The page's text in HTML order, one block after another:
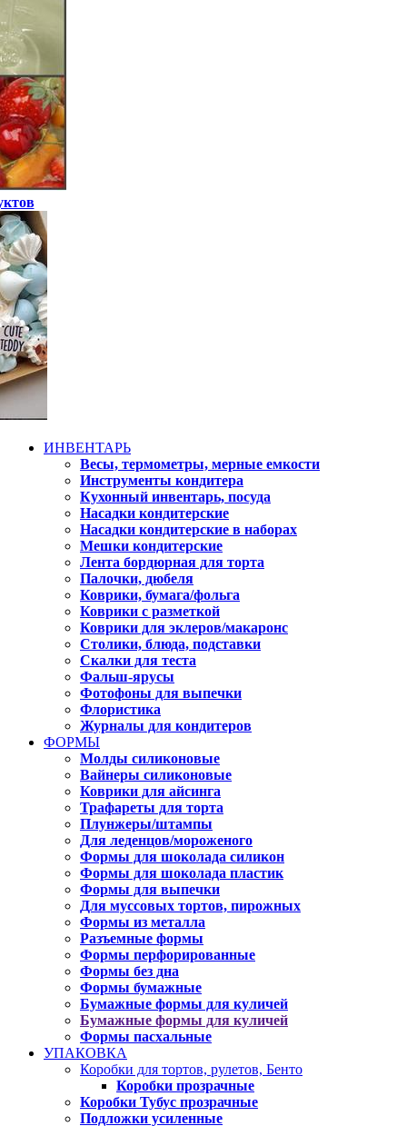
ИНВЕНТАРЬ
Весы, термометры, мерные емкости
Инструменты кондитера
Кухонный инвентарь, посуда
Насадки кондитерские
Насадки кондитерские в наборах
Мешки кондитерские
Лента бордюрная для торта
Палочки, дюбеля
Коврики, бумага/фольга
Коврики с разметкой
Коврики для эклеров/макаронс
Столики, блюда, подставки
Скалки для теста
Фальш-ярусы
Фотофоны для выпечки
Флористика
Журналы для кондитеров
ФОРМЫ
Молды силиконовые
Вайнеры силиконовые
Коврики для айсинга
Трафареты для торта
Плунжеры/штампы
Для леденцов/мороженого
Формы для шоколада силикон
Формы для шоколада пластик
Формы для выпечки
Для муссовых тортов, пирожных
Формы из металла
Разъемные формы
Формы перфорированные
Формы без дна
Формы бумажные
Бумажные формы для куличей
Бумажные формы для куличей
Формы пасхальные
УПАКОВКА
Коробки для тортов, рулетов, Бенто
Коробки прозрачные
Коробки Тубус прозрачные
Подложки усиленные